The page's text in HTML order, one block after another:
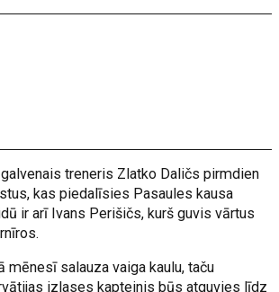
treneris Zlatko Daličs pirmdien
kas piedalīsies Pasaules kausa
ir arī Ivans Perišičs, kurš guvis vārtus
mēnesī salauza vaiga kaulu, taču
izlases kapteinis būs atguvies līdz